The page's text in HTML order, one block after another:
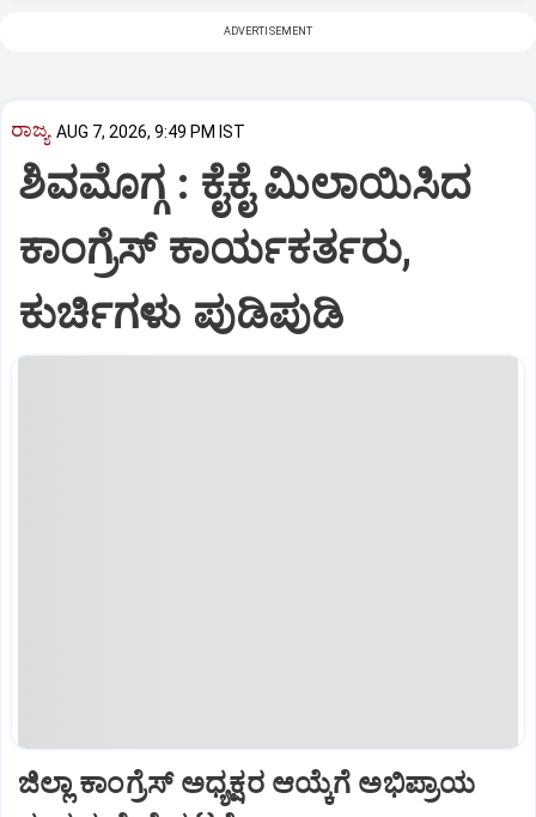
ADVERTISEMENT
ರಾಜ್ಯ AUG 7, 2026, 9:49 PM IST
ಶಿವಮೊಗ್ಗ : ಕೈಕೈ ಮಿಲಾಯಿಸಿದ
ಕಾಂಗ್ರೆಸ್ ಕಾರ್ಯಕರ್ತರು,
ಕುರ್ಚಿಗಳು ಪುಡಿಪುಡಿ
ಜಿಲ್ಲಾ ಕಾಂಗ್ರೆಸ್ ಅಧ್ಯಕ್ಷರ ಆಯ್ಕೆಗೆ ಅಭಿಪ್ರಾಯ